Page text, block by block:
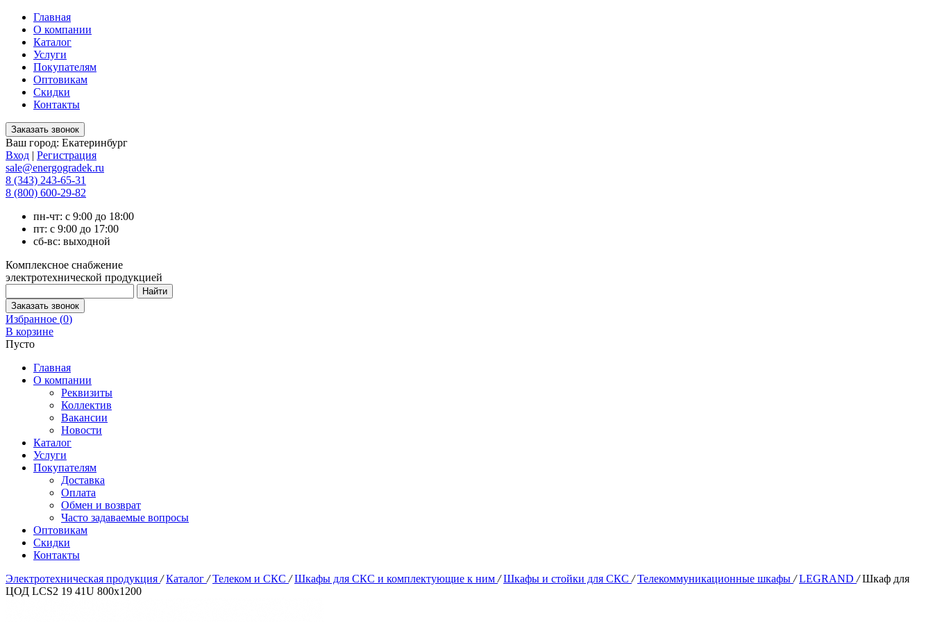
Главная
О компании
Каталог
Услуги
Покупателям
Оптовикам
Скидки
Контакты
Ваш город: Екатеринбург
Вход | Регистрация
sale@energogradek.ru
8 (343) 243-65-31
8 (800) 600-29-82
пн-чт: с 9:00 до 18:00
пт: с 9:00 до 17:00
сб-вс: выходной
Комплексное снабжение
электротехнической продукцией
Избранное (0)
В корзине
Пусто
Главная
О компании
Реквизиты
Коллектив
Вакансии
Новости
Каталог
Услуги
Покупателям
Доставка
Оплата
Обмен и возврат
Часто задаваемые вопросы
Оптовикам
Скидки
Контакты
Электротехническая продукция / Каталог / Телеком и СКС / Шкафы для СКС и комплектующие к ним / Шкафы и стойки для СКС / Телекоммуникационные шкафы / LEGRAND / Шкаф для
ЦОД LCS2 19 41U 800x1200